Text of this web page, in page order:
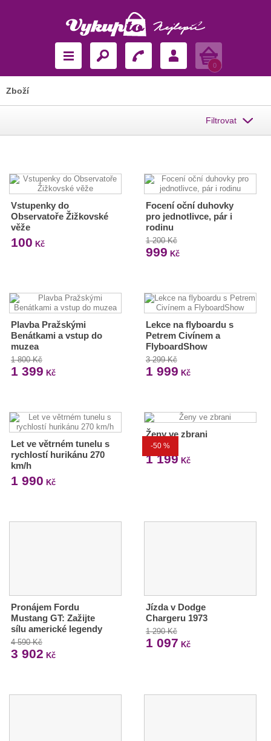
Košík
0
Zboží
Filtrovat
Vstupenky do
Observatoře Žižkovské
věže
100 Kč
Focení oční duhovky
pro jednotlivce, pár i
rodinu
1 200 Kč
999 Kč
Plavba Pražskými
Benátkami a vstup do
muzea
1 800 Kč
1 399 Kč
Lekce na flyboardu s
Petrem Civínem a
FlyboardShow
3 299 Kč
1 999 Kč
Let ve větrném tunelu s
rychlostí hurikánu 270
km/h
1 990 Kč
-50 %
Ženy ve zbrani
2 399 Kč
1 199 Kč
Pronájem Fordu
Mustang GT: Zažijte
sílu americké legendy
4 590 Kč
3 902 Kč
Jízda v Dodge
Chargeru 1973
1 290 Kč
1 097 Kč